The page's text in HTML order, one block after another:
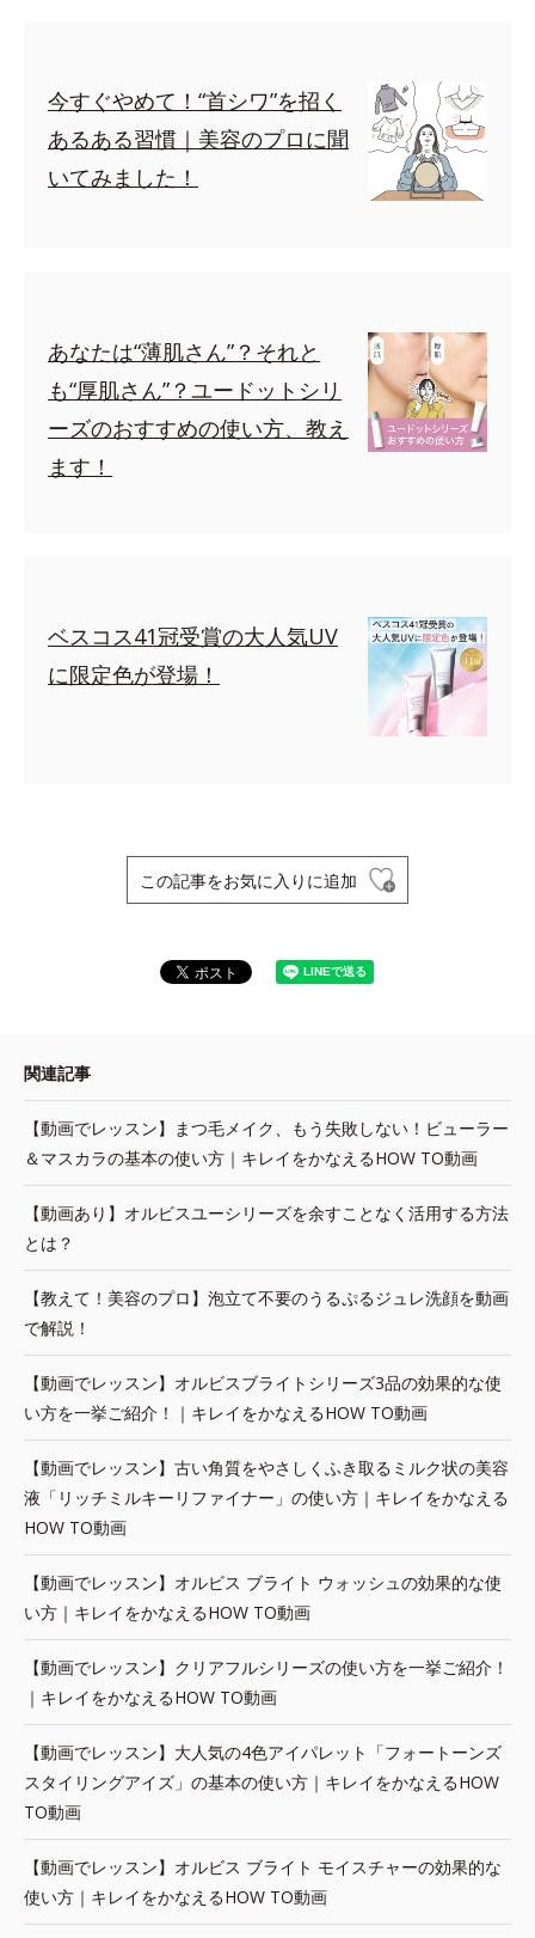
今すぐやめて！“首シワ”を招く
あるある習慣｜美容のプロに聞
いてみました！
あなたは“薄肌さん”？それと
も“厚肌さん”？ユードットシリ
ーズのおすすめの使い方、教え
ます！
ベスコス41冠受賞の大人気UV
に限定色が登場！
この記事をお気に入りに追加
関連記事
【動画でレッスン】まつ毛メイク、もう失敗しない！ビューラー
＆マスカラの基本の使い方｜キレイをかなえるHOW TO動画
【動画あり】オルビスユーシリーズを余すことなく活用する方法
とは？
【教えて！美容のプロ】泡立て不要のうるぷるジュレ洗顔を動画
で解説！
【動画でレッスン】オルビスブライトシリーズ3品の効果的な使
い方を一挙ご紹介！｜キレイをかなえるHOW TO動画
【動画でレッスン】古い角質をやさしくふき取るミルク状の美容
液「リッチミルキーリファイナー」の使い方｜キレイをかなえる
HOW TO動画
【動画でレッスン】オルビス ブライト ウォッシュの効果的な使
い方｜キレイをかなえるHOW TO動画
【動画でレッスン】クリアフルシリーズの使い方を一挙ご紹介！
｜キレイをかなえるHOW TO動画
【動画でレッスン】大人気の4色アイパレット「フォートーンズ
スタイリングアイズ」の基本の使い方｜キレイをかなえるHOW
TO動画
【動画でレッスン】オルビス ブライト モイスチャーの効果的な
使い方｜キレイをかなえるHOW TO動画